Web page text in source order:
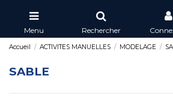
Menu Rechercher
Accueil ACTIVITES MANUELLES MODELAGE
SABLE